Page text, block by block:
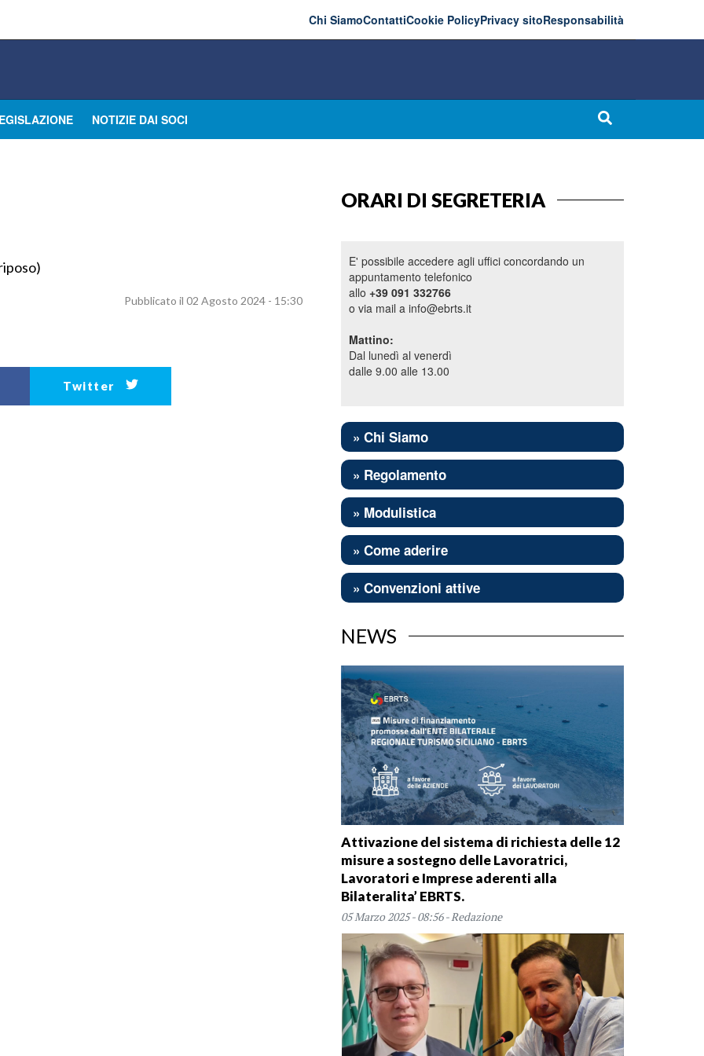
Chi SiamoContattiCookie PolicyPrivacy sitoResponsabilità
NOTIZIE DAI SOCI
Pubblicato il 02 Agosto 2024 - 15:30
Twitter
ORARI DI SEGRETERIA
E' possibile accedere agli uffici concordando un
appuntamento telefonico
allo +39 091 332766
o via mail a info@ebrts.it
Mattino:
Dal lunedì al venerdì
dalle 9.00 alle 13.00
» Chi Siamo
» Regolamento
» Modulistica
» Come aderire
» Convenzioni attive
NEWS
Attivazione del sistema di richiesta delle 12
misure a sostegno delle Lavoratrici,
Lavoratori e Imprese aderenti alla
Bilateralita’ EBRTS.
05 Marzo 2025 - 08:56 - Redazione